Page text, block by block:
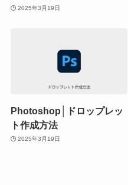
2025年3月19日
Photoshop│ドロップレッ
ト作成方法
2025年3月19日